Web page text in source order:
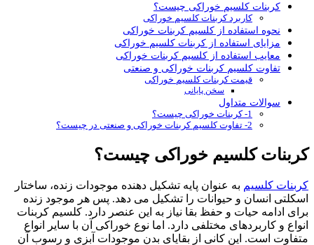
کربنات کلسیم خوراکی چیست؟
کاربرد کربنات کلسیم خوراکی
نحوه استفاده از کلسیم کربنات خوراکی
مزایای استفاده از کربنات کلسیم خوراکی
معایب استفاده از کلسیم کربنات خوراکی
تفاوت کلسیم کربنات خوراکی و صنعتی
قیمت کربنات کلسیم خوراکی
سخن پایانی
سوالات متداول
1- کربنات خوراکی چیست؟
2- تفاوت کلسیم کربنات خوراکی و صنعتی در چیست؟
کربنات کلسیم خوراکی چیست؟
کربنات کلسیم به عنوان پایه تشکیل دهنده موجودات زنده، ساختار
اسکلتی انسان و حیوانات را تشکیل می دهد. پس هر موجود زنده
برای ادامه حیات و حفظ بقا نیاز به این عنصر دارد. کلسیم کربنات
انواع و کاربردهای مختلفی دارد. اما نوع خوراکی آن با سایر انواع
متفاوت است. این کانی از بقایای بدن موجودات آبزی و رسوب آن